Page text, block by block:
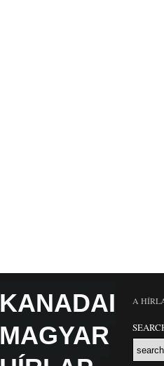
KANADAI
MAGYAR
A